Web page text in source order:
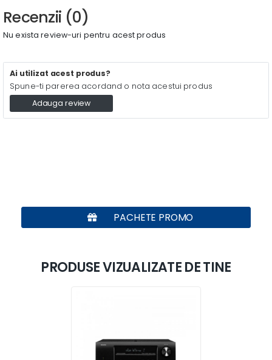
Recenzii (0)
Nu exista review-uri pentru acest produs
Ai utilizat acest produs?
Spune-ti parerea acordand o nota acestui produs
Adauga review
PACHETE PROMO
PRODUSE VIZUALIZATE DE TINE